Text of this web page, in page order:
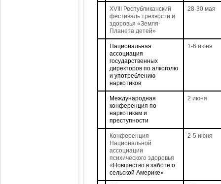
XVIII Республиканский
фестиваль трезвости и
здоровья «Земля-
Планета детей»
28-30 мая
Национальная
ассоциация
государственных
директоров по алкоголю
и употреблению
наркотиков
1-6 июня
Международная
конференция по
наркотикам и
преступности
2 июня
Конференция
Национальной
ассоциации
психического здоровья
« Новшество в заботе о
сельской Америке»
2-5 июня